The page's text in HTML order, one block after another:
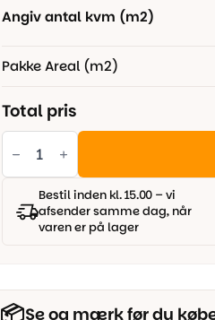
Angiv antal kvm (m2)
Pakke Areal (m2)
Total pris
Tæppefliser
grå/brun
antal
Bestil inden kl. 15.00 – vi
afsender samme dag, når
varen er på lager
Se og mærk før du